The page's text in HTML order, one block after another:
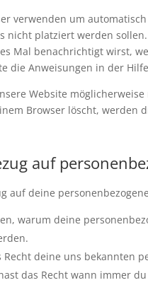
verwenden um
nicht platziert werden
Mal benachrichtigt wirst,
die Anweisungen in der
Website
Browser löscht,
auf
auf deine
warum deine
deine uns bekannten
das Recht wann immer